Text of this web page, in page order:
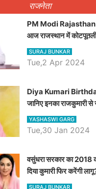
राजनेता
PM Modi Rajasthan
आज राजस्थान में
रैली, एक सभा से 8 सीटों पर
SURAJ BUNKAR
Tue,2 Apr 2024
Diya Kumari
जानिए इनका राजकुमारी से
डिप्टी सीएम बनने तक का
जाने पूरा जीवन परिचय
YASHASWI GARG
Tue,30 Jan 2024
वसुंधरा सरकार का 2018
दिया कुमारी फिर करेंगी
ने किया था निरस्त
SURAJ BUNKAR